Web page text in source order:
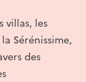
villas, les
Sérénissime,
des